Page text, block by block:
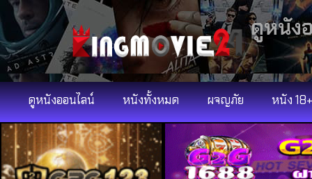
ดูหนัง
ดูหนังออนไลน์ หนังทั้งหมด ผจญภัย หนัง 18+